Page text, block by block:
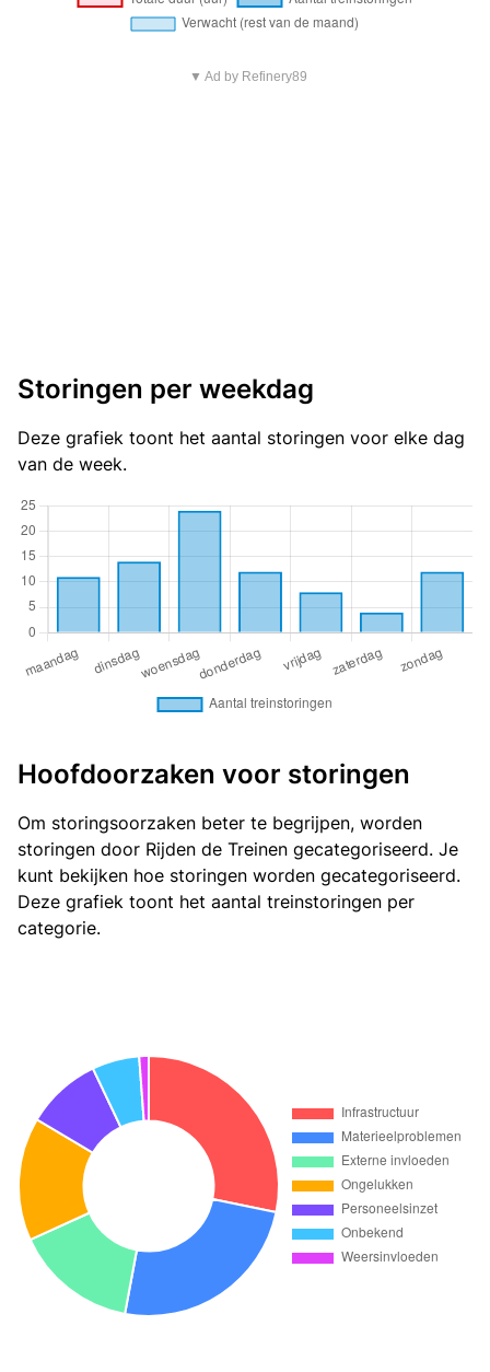
▼ Ad by Refinery89
Storingen per weekdag
Deze grafiek toont het aantal storingen voor elke dag
van de week.
Hoofdoorzaken voor storingen
Om storingsoorzaken beter te begrijpen, worden
storingen door Rijden de Treinen gecategoriseerd. Je
kunt bekijken hoe storingen worden gecategoriseerd.
Deze grafiek toont het aantal treinstoringen per
categorie.